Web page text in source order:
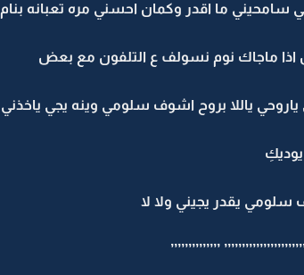
سامحيني ما اقدر وكمان احسني مره تعبانه بنام
ماجاك نوم نسولف ع التلفون مع بعض
ياللا بروح اشوف سلومي وينه يجي ياخذني
يقدر يجيني ولا لا
’’’’’’’’’’’’’’